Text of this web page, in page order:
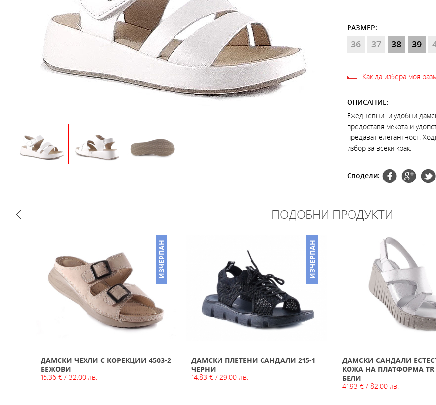
РАЗМЕР:
36 37 38 39
Как да избера моя
ОПИСАНИЕ:
Ежедневни и удобни
предоставя мекота и
предават елегантност.
избор за всеки крак.
Сподели:
ПОДОБНИ ПРОДУКТИ
ИЗЧЕРПАН
ДАМСКИ ЧЕХЛИ С КОРЕКЦИИ 4503-2
БЕЖОВИ
16.36 € / 32.00 лв.
ИЗЧЕРПАН
ДАМСКИ ПЛЕТЕНИ САНДАЛИ 215-1
ЧЕРНИ
14.83 € / 29.00 лв.
ДАМСКИ САНДАЛИ
КОЖА НА ПЛАТФОРМА TR
БЕЛИ
41.93 € / 82.00 лв.